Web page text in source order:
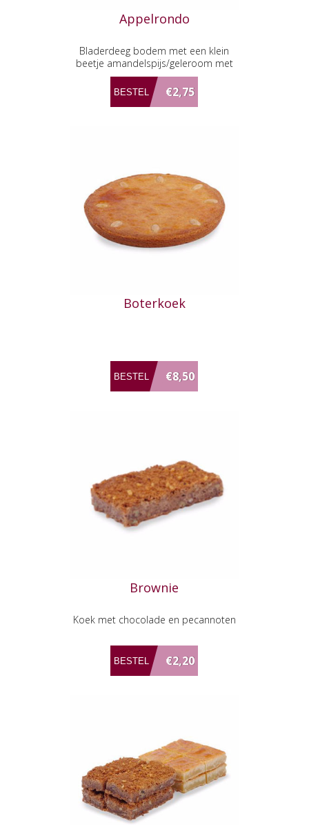
Appelrondo
Bladerdeeg bodem met een klein
beetje amandelspijs/geleroom met
appelschijfjes
€2,75
Boterkoek
€8,50
Brownie
Koek met chocolade en pecannoten
€2,20